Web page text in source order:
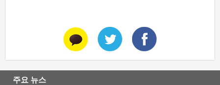
주요 뉴스